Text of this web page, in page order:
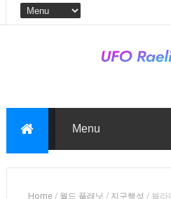
Home / 월드 플래닛 / 지구행성 / 블라